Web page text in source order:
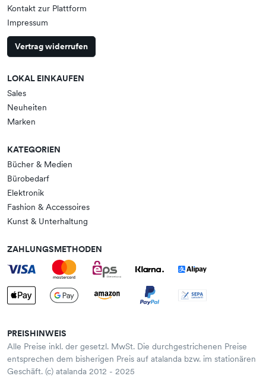
Kontakt zur Plattform
Impressum
Vertrag widerrufen
LOKAL EINKAUFEN
Sales
Neuheiten
Marken
KATEGORIEN
Bücher & Medien
Bürobedarf
Elektronik
Fashion & Accessoires
Kunst & Unterhaltung
ZAHLUNGSMETHODEN
PREISHINWEIS
Alle Preise inkl. der gesetzl. MwSt. Die durchgestrichenen Preise
entsprechen dem bisherigen Preis auf atalanda bzw. im stationären
Geschäft. (c) atalanda 2012 - 2025